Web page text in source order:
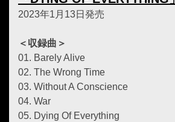
2023年1月13日発売
＜収録曲＞
01. Barely Alive
02. The Wrong Time
03. Without A Conscience
04. War
05. Dying Of Everything